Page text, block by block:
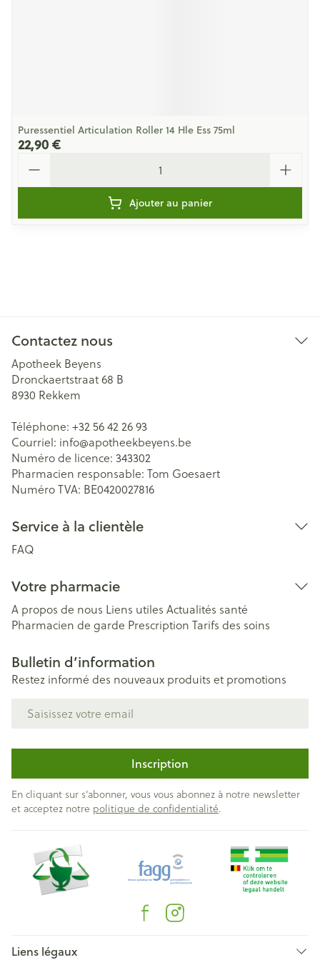
Puressentiel Articulation Roller 14 Hle Ess 75ml
22,90 €
Ajouter au panier
Contactez nous
Apotheek Beyens
Dronckaertstraat 68 B
8930 Rekkem
Téléphone: +32 56 42 26 93
Courriel: info@apotheekbeyens.be
Numéro de licence: 343302
Pharmacien responsable: Tom Goesaert
Numéro TVA: BE0420027816
Service à la clientèle
FAQ
Votre pharmacie
A propos de nous Liens utiles Actualités santé
Pharmacien de garde Prescription Tarifs des soins
Bulletin d’information
Restez informé des nouveaux produits et promotions
Inscription
En cliquant sur s'abonner, vous vous abonnez à notre newsletter
et acceptez notre politique de confidentialité.
Liens légaux